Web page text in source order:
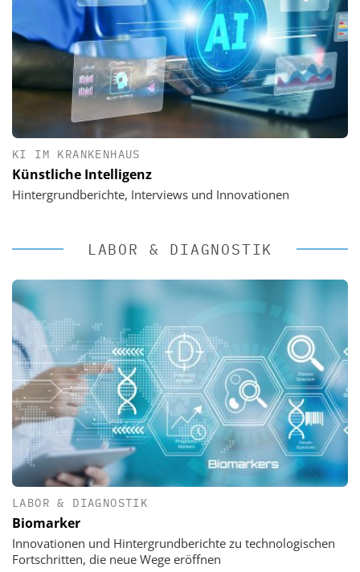
KI IM KRANKENHAUS
Künstliche Intelligenz
Hintergrundberichte, Interviews und Innovationen
LABOR & DIAGNOSTIK
LABOR & DIAGNOSTIK
Biomarker
Innovationen und Hintergrundberichte zu technologischen
Fortschritten, die neue Wege eröffnen